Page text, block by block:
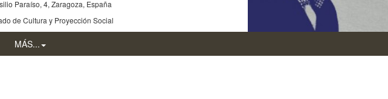
Paraíso, 4, Zaragoza, España
de Cultura y Proyección Social
MÁS...